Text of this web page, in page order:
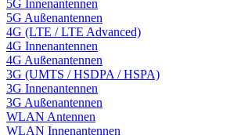
5G Innenantennen
5G Außenantennen
4G (LTE / LTE Advanced)
4G Innenantennen
4G Außenantennen
3G (UMTS / HSDPA / HSPA)
3G Innenantennen
3G Außenantennen
WLAN Antennen
WLAN Innenantennen